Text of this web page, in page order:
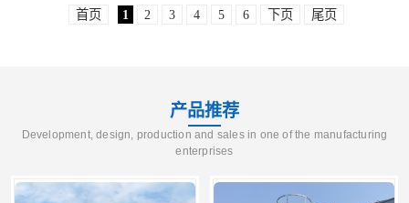
首页 1 2 3 4 5 6 下页 尾页
产品推荐
Development, design, production and sales in one of the manufacturing
enterprises